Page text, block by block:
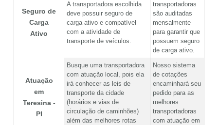
Seguro de
Carga
Ativo
A transportadora escolhida
deve possuir seguro de
carga ativo e compatível
com a atividade de
transporte de veículos.
transportadoras
são auditadas
mensalmente
para garantir que
possuem seguro
de carga ativo.
Atuação
em
Teresina -
PI
Busque uma transportadora
com atuação local, pois ela
irá conhecer as leis de
transporte da cidade
(horários e vias de
circulação de caminhões)
além das melhores rotas
Nosso sistema
de cotações
encaminhará seu
pedido para as
melhores
transportadoras
com atuação em